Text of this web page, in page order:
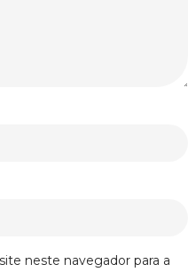
neste navegador para a